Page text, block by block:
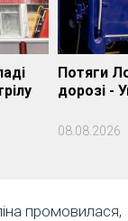
Потяги
дорозі -
08.08.2026
промовилася,